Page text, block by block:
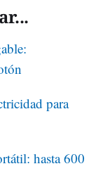
para
hasta 600